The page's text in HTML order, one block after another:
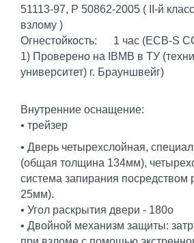
51113-97, Р 50862-2005 ( II-й
взлому )
Огнестойкость: 1 час (ECB-S
1) Проверено на IBMB в ТУ
университет) г. Брауншвейг)
Внутренние оснащение:
• трейзер
• Дверь четырехслойная,
(общая толщина 134мм),
система запирания посредством
25мм).
• Угол раскрытия двери - 180o
• Двойной механизм защиты: